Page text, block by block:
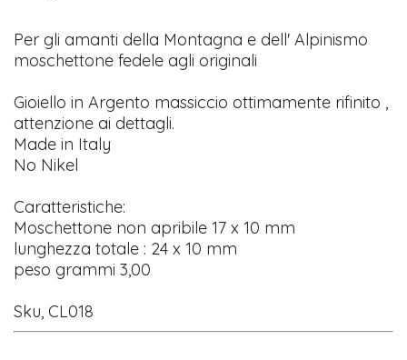
Per gli amanti della Montagna e dell' Alpinismo
moschettone fedele agli originali
Gioiello in Argento massiccio ottimamente rifinito ,
attenzione ai dettagli.
Made in Italy
No Nikel
Caratteristiche:
Moschettone non apribile 17 x 10 mm
lunghezza totale : 24 x 10 mm
peso grammi 3,00
Sku, CL018